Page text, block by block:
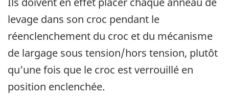
levage dans son croc pendant le
réenclenchement du croc et du mécanisme
de largage sous tension/hors tension, plutôt
qu’une fois que le croc est verrouillé en
position enclenchée.